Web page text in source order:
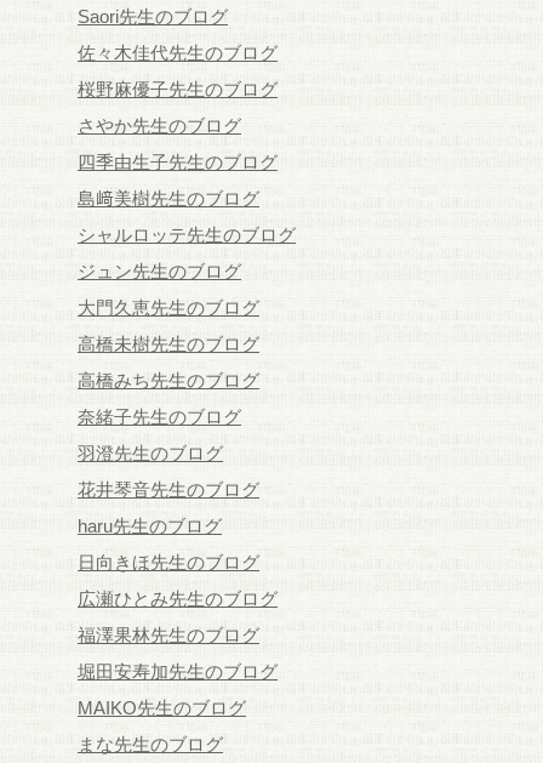
Saori先生のブログ
佐々木佳代先生のブログ
桜野麻優子先生のブログ
さやか先生のブログ
四季由生子先生のブログ
島﨑美樹先生のブログ
シャルロッテ先生のブログ
ジュン先生のブログ
大門久恵先生のブログ
高橋未樹先生のブログ
高橋みち先生のブログ
奈緒子先生のブログ
羽澄先生のブログ
花井琴音先生のブログ
haru先生のブログ
日向きほ先生のブログ
広瀬ひとみ先生のブログ
福澤果林先生のブログ
堀田安寿加先生のブログ
MAIKO先生のブログ
まな先生のブログ